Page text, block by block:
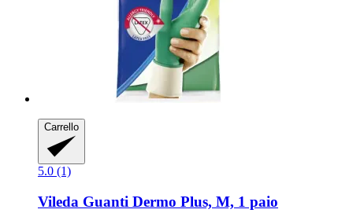
Carrello
5.0 (1)
Vileda Guanti Dermo Plus, M, 1 paio